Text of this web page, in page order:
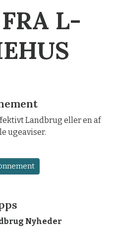
L-
Landbrug eller en af
ugeaviser.
Nyheder